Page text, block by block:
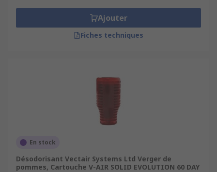
Ajouter
Fiches techniques
En stock
Désodorisant Vectair Systems Ltd Verger de
pommes, Cartouche V-AIR SOLID EVOLUTION 60 DAY